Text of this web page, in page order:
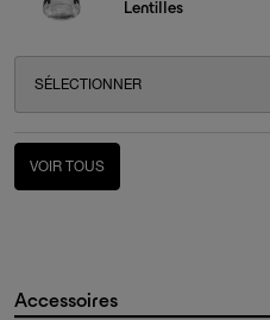
Lentilles
SÉLECTIONNER
VOIR TOUS
Accessoires